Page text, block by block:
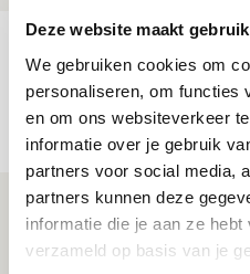
Deze website maakt
We gebruiken cookies om
personaliseren, om functies
en om ons websiteverkeer
informatie over je gebruik
partners voor social media,
partners kunnen deze
informatie die je aan ze
verzameld op basis van je
Ajax dankt
zwaarbevochten
09 AUGUSTUS 2026 - 16:33
NIEUWS
Drie dingen die je
Zwolle - Ajax